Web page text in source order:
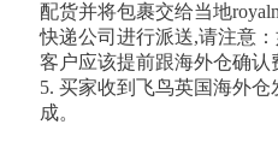
配货并将包裹交给当地
快递公司进行派送,请注意
客户应该提前跟海外仓确认
5. 买家收到飞鸟英国海外
成。